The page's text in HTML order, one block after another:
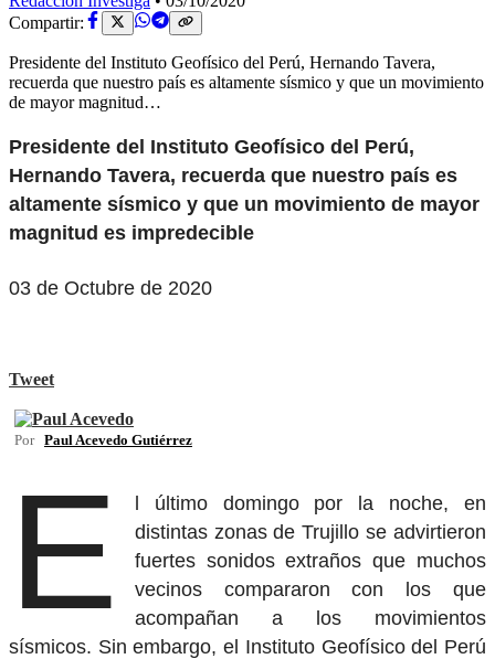
Compartir:
Presidente del Instituto Geofísico del Perú, Hernando Tavera,
recuerda que nuestro país es altamente sísmico y que un movimiento
de mayor magnitud…
Presidente del Instituto Geofísico del Perú,
Hernando Tavera, recuerda que nuestro país es
altamente sísmico y que un movimiento de mayor
magnitud es impredecible
03 de Octubre de 2020
Tweet
Por Paul Acevedo Gutiérrez
E
l último domingo por la noche, en
distintas zonas de Trujillo se advirtieron
fuertes sonidos extraños que muchos
vecinos compararon con los que
acompañan a los movimientos
sísmicos. Sin embargo, el Instituto Geofísico del Perú